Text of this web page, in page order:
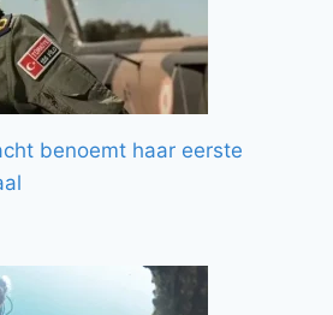
benoemt haar eerste